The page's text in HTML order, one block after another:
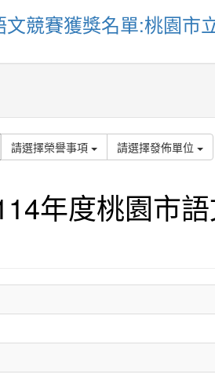
文競賽獲獎名單:桃園市
請選擇榮譽事項 請選擇發佈單位
年度桃園市